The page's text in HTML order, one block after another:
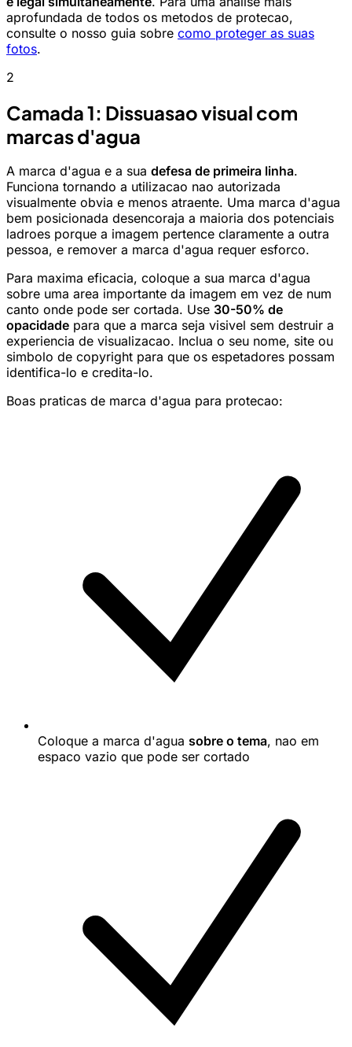
aprofundada de todos os metodos de protecao,
consulte o nosso guia sobre como proteger as suas
fotos.
2
Camada 1: Dissuasao visual com
marcas d'agua
A marca d'agua e a sua defesa de primeira linha.
Funciona tornando a utilizacao nao autorizada
visualmente obvia e menos atraente. Uma marca d'agua
bem posicionada desencoraja a maioria dos potenciais
ladroes porque a imagem pertence claramente a outra
pessoa, e remover a marca d'agua requer esforco.
Para maxima eficacia, coloque a sua marca d'agua
sobre uma area importante da imagem em vez de num
canto onde pode ser cortada. Use 30-50% de
opacidade para que a marca seja visivel sem destruir a
experiencia de visualizacao. Inclua o seu nome, site ou
simbolo de copyright para que os espetadores possam
identifica-lo e credita-lo.
Boas praticas de marca d'agua para protecao:
Coloque a marca d'agua sobre o tema, nao em
espaco vazio que pode ser cortado